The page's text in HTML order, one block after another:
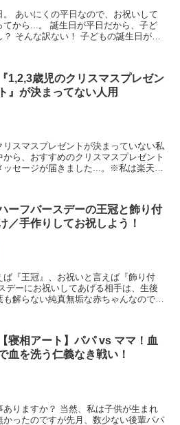
あいにくの平日なので、お祝いして
から...。 誕生日が平日だから、子ど
そんな訳ない！ 子どもの誕生日が平
『1,2,3歳児のクリスマスプレゼン
ト』が決まってない人用
リスマスプレゼントが決まっていない私
ら、おすすめのクリスマスプレゼント
セージが届きました...。※私は楽天ス
ーフバースデーの王冠と飾り付
／手作りしてお祝しよう！
ば『王冠』、お祝いと言えば『飾り付
デーにお祝いしてあげる相手は、生後
も解らない純真無垢な赤ちゃんなので、
【寝相アート】パパ vs ママ！血
血を洗う仁義なき戦い！
ありますか？ 当然、私は子供が生まれ
ったのですが先月、数少ない後輩パパ